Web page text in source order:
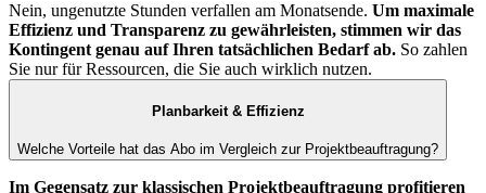
Nein, ungenutzte Stunden verfallen am Monatsende. Um maximale
Effizienz und Transparenz zu gewährleisten, stimmen wir das
Kontingent genau auf Ihren tatsächlichen Bedarf ab. So zahlen
Sie nur für Ressourcen, die Sie auch wirklich nutzen.
Planbarkeit & Effizienz
Welche Vorteile hat das Abo im Vergleich zur Projektbeauftragung?
Im Gegensatz zur klassischen Projektbeauftragung profitieren